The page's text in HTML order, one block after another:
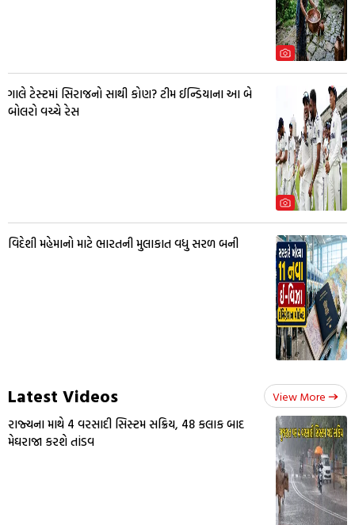
ગાલે ટેસ્ટમાં સિરાજનો સાથી કોણ? ટીમ ઈન્ડિયાના આ બે
બોલરો વચ્ચે રેસ
વિદેશી મહેમાનો માટે ભારતની મુલાકાત વધુ સરળ બની
Latest Videos View More
રાજ્યના માથે 4 વરસાદી સિસ્ટમ સક્રિય, 48 કલાક બાદ
મેઘરાજા કરશે તાંડવ